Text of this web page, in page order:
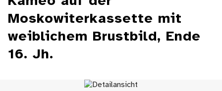
Moskowiterkassette mit
weiblichem Brustbild, Ende
16. Jh.